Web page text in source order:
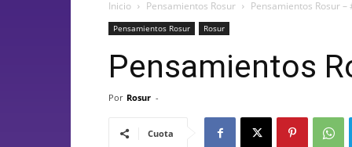
Inicio Pensamientos Rosur Pensamientos Rosur
Pensamientos Rosur Rosur
Pensamientos
Por Rosur -
Cuota